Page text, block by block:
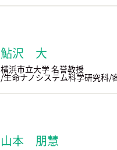
鮎沢 大
横浜市立大学 名誉教授
/生命ナノシステム科学研究科/
山本 朋慧